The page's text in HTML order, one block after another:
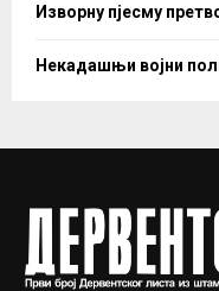
Изворну пјесму
Некадашњи војни